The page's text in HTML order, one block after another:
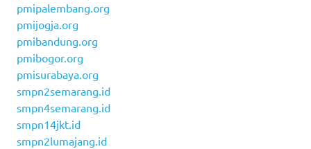
pmipalembang.org
pmijogja.org
pmibandung.org
pmibogor.org
pmisurabaya.org
smpn2semarang.id
smpn4semarang.id
smpn14jkt.id
smpn2lumajang.id